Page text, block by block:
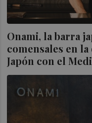
Onami, la barra
comensales en
Japón con el